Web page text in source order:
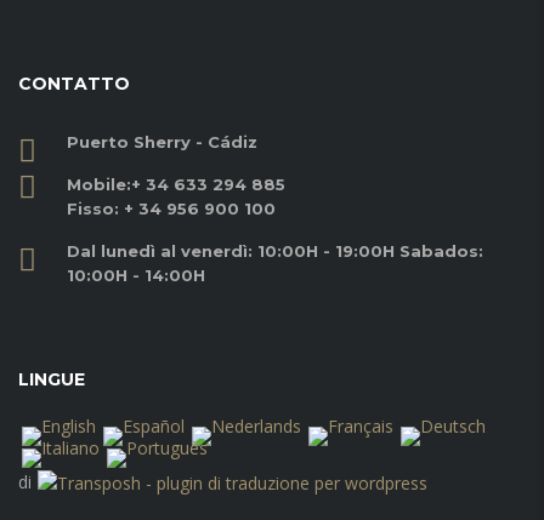
CONTATTO
Puerto Sherry - Cádiz
Mobile:+ 34 633 294 885
Fisso: + 34 956 900 100
Dal lunedì al venerdì: 10:00H - 19:00H Sabados:
10:00H - 14:00H
LINGUE
di